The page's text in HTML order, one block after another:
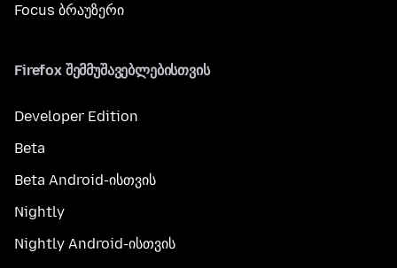
Focus ბრაუზერი
Firefox შემმუშავებლებისთვის
Developer Edition
Beta
Beta Android-ისთვის
Nightly
Nightly Android-ისთვის